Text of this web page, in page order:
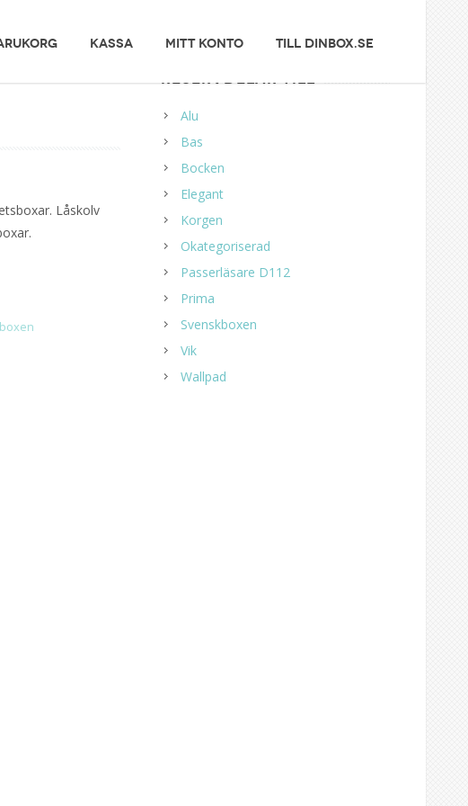
KASSA MITT KONTO TILL DINBOX.SE
Låskolv
RESERVDELAR TILL
Alu
Bas
Bocken
Elegant
Korgen
Okategoriserad
Passerläsare D112
Prima
Svenskboxen
Vik
Wallpad